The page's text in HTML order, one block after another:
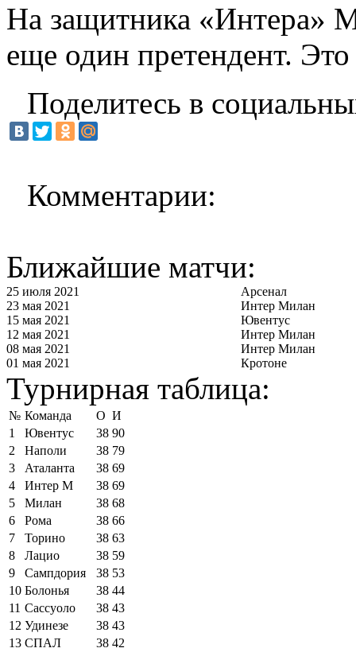
На защитника «Интера»
еще один претендент.
Поделитесь в
Комментарии:
Ближайшие матчи:
25 июля 2021
Арсенал
23 мая 2021
Интер Милан
15 мая 2021
Ювентус
12 мая 2021
Интер Милан
08 мая 2021
Интер Милан
01 мая 2021
Кротоне
Турнирная таблица:
№ Команда О И
1
Ювентус 38 90
2
Наполи 38 79
3
Аталанта 38 69
4
Интер М 38 69
5
Милан 38 68
6
Рома 38 66
7
Торино 38 63
8
Лацио 38 59
9
Сампдория 38 53
10 Болонья 38 44
11 Сассуоло 38 43
12 Удинезе 38 43
13 СПАЛ 38 42